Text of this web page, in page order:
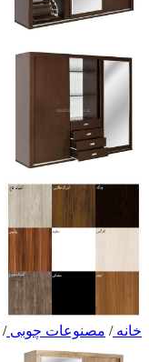
خانه/ مصنوعات چوبی/